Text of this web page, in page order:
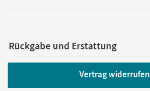
Rückgabe und Erstattung
Vertrag widerrufen